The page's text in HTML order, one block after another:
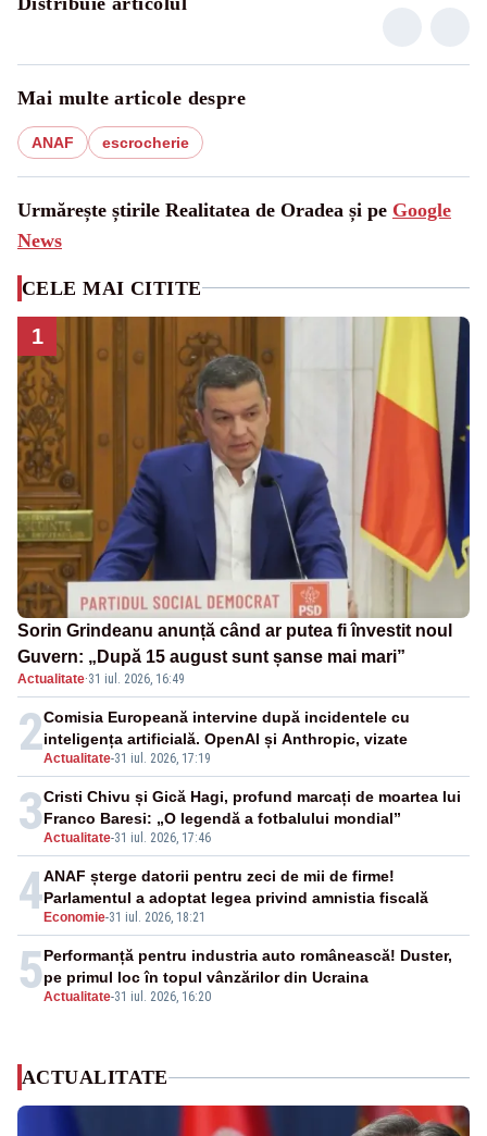
Mai multe articole despre
ANAF escrocherie
Urmărește știrile Realitatea de Oradea și pe Google
News
CELE MAI CITITE
1
Sorin Grindeanu anunță când ar putea fi învestit noul
Guvern: „După 15 august sunt șanse mai mari”
Actualitate·31 iul. 2026, 16:49
2Actualitate-31 iul. 2026, 17:19
Comisia Europeană intervine după incidentele cu
inteligența artificială. OpenAI și Anthropic, vizate
3Actualitate-31 iul. 2026, 17:46
Cristi Chivu și Gică Hagi, profund marcați de moartea lui
Franco Baresi: „O legendă a fotbalului mondial”
4 Economie-31 iul. 2026, 18:21
ANAF șterge datorii pentru zeci de mii de firme!
Parlamentul a adoptat legea privind amnistia fiscală
5Actualitate-31 iul. 2026, 16:20
Performanță pentru industria auto românească! Duster,
pe primul loc în topul vânzărilor din Ucraina
ACTUALITATE